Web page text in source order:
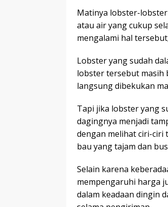
Matinya lobster-
atau air yang cukup
mengalami hal
Lobster yang sudah
lobster tersebut masih
langsung dibekukan
Tapi jika lobster yang
dagingnya menjadi
dengan melihat ciri-ciri
bau yang tajam dan
Selain karena
mempengaruhi harga
dalam keadaan dingin